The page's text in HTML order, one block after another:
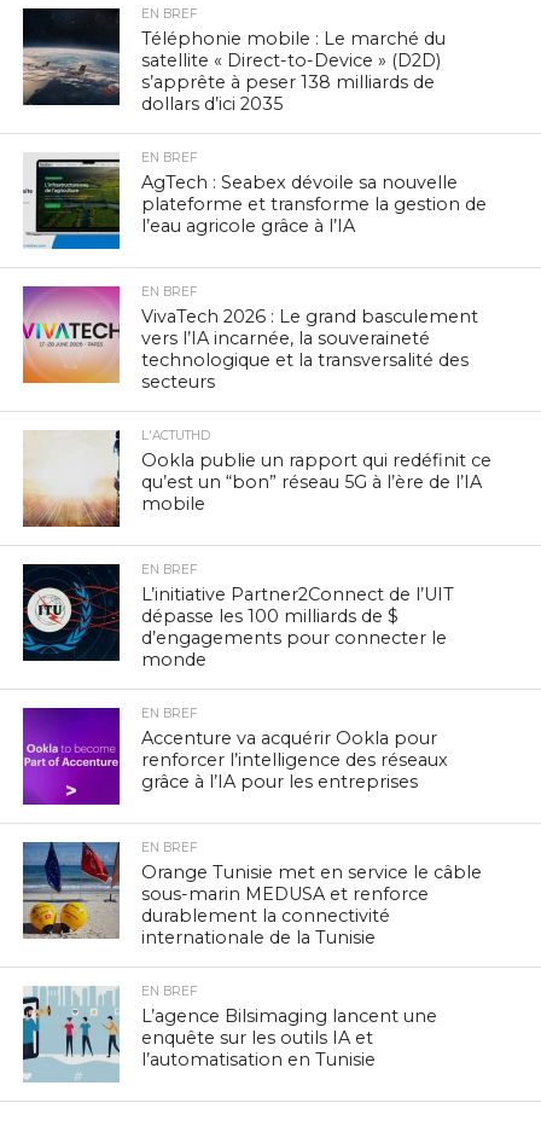
EN BREF
Téléphonie mobile : Le marché du
satellite « Direct-to-Device » (D2D)
s’apprête à peser 138 milliards de
dollars d’ici 2035
EN BREF
AgTech : Seabex dévoile sa nouvelle
plateforme et transforme la gestion de
l’eau agricole grâce à l’IA
EN BREF
VivaTech 2026 : Le grand basculement
vers l’IA incarnée, la souveraineté
technologique et la transversalité des
secteurs
L'ACTUTHD
Ookla publie un rapport qui redéfinit ce
qu’est un “bon” réseau 5G à l’ère de l’IA
mobile
EN BREF
L’initiative Partner2Connect de l’UIT
dépasse les 100 milliards de $
d’engagements pour connecter le
monde
EN BREF
Accenture va acquérir Ookla pour
renforcer l’intelligence des réseaux
grâce à l’IA pour les entreprises
EN BREF
Orange Tunisie met en service le câble
sous-marin MEDUSA et renforce
durablement la connectivité
internationale de la Tunisie
EN BREF
L’agence Bilsimaging lancent une
enquête sur les outils IA et
l’automatisation en Tunisie